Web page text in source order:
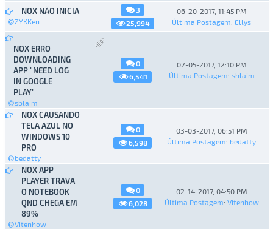
NOX NÃO INICIA
ZYKKen
3
25,994
06-20-2017, 11:45 PM
Última Postagem: Ellys
NOX ERRO
DOWNLOADING
APP "NEED LOG
IN GOOGLE
PLAY"
sblaim
0
6,541
02-05-2017, 12:10 PM
Última Postagem: sblaim
NOX CAUSANDO
TELA AZUL NO
WINDOWS 10
PRO
bedatty
0
6,598
03-03-2017, 06:51 PM
Última Postagem: bedatty
NOX APP
PLAYER TRAVA
O NOTEBOOK
QND CHEGA EM
89%
Vitenhow
0
6,028
02-14-2017, 04:50 PM
Última Postagem: Vitenhow